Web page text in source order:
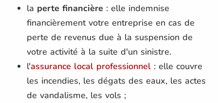
la perte financière : elle indemnise
financièrement votre entreprise en cas de
perte de revenus due à la suspension de
votre activité à la suite d'un sinistre.
l'assurance local professionnel : elle couvre
les incendies, les dégats des eaux, les actes
de vandalisme, les vols ;